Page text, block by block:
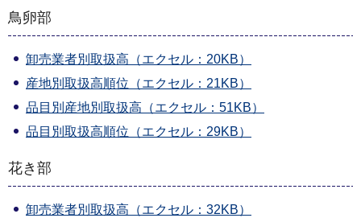
鳥卵部
卸売業者別取扱高（エクセル：20KB）
産地別取扱高順位（エクセル：21KB）
品目別産地別取扱高（エクセル：51KB）
品目別取扱高順位（エクセル：29KB）
花き部
卸売業者別取扱高（エクセル：32KB）